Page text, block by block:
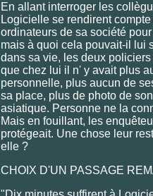
En allant interroger les
Logicielle se rendirent
ordinateurs de sa société
mais à quoi cela pouvait-il lui
dans sa vie, les deux
que chez lui il n' y avait plus
personnelle, plus aucun de
sa place, plus de photo de
asiatique. Personne ne la
Mais en fouillant, les
protégeait. Une chose leur
elle ?
CHOIX D'UN PASSAGE